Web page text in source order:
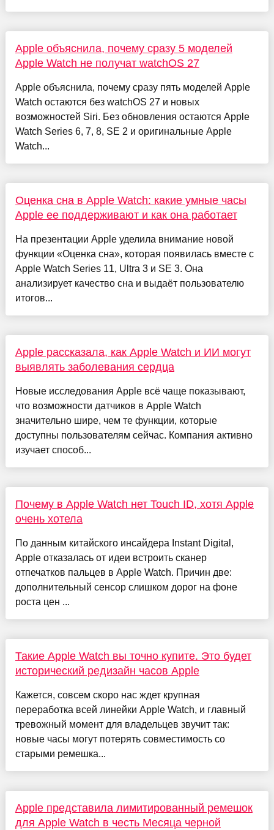
Apple объяснила, почему сразу 5 моделей
Apple Watch не получат watchOS 27
Apple объяснила, почему сразу пять моделей Apple
Watch остаются без watchOS 27 и новых
возможностей Siri. Без обновления остаются Apple
Watch Series 6, 7, 8, SE 2 и оригинальные Apple
Watch...
Оценка сна в Apple Watch: какие умные часы
Apple ее поддерживают и как она работает
На презентации Apple уделила внимание новой
функции «Оценка сна», которая появилась вместе с
Apple Watch Series 11, Ultra 3 и SE 3. Она
анализирует качество сна и выдаёт пользователю
итогов...
Apple рассказала, как Apple Watch и ИИ могут
выявлять заболевания сердца
Новые исследования Apple всё чаще показывают,
что возможности датчиков в Apple Watch
значительно шире, чем те функции, которые
доступны пользователям сейчас. Компания активно
изучает способ...
Почему в Apple Watch нет Touch ID, хотя Apple
очень хотела
По данным китайского инсайдера Instant Digital,
Apple отказалась от идеи встроить сканер
отпечатков пальцев в Apple Watch. Причин две:
дополнительный сенсор слишком дорог на фоне
роста цен ...
Такие Apple Watch вы точно купите. Это будет
исторический редизайн часов Apple
Кажется, совсем скоро нас ждет крупная
переработка всей линейки Apple Watch, и главный
тревожный момент для владельцев звучит так:
новые часы могут потерять совместимость со
старыми ремешка...
Apple представила лимитированный ремешок
для Apple Watch в честь Месяца черной